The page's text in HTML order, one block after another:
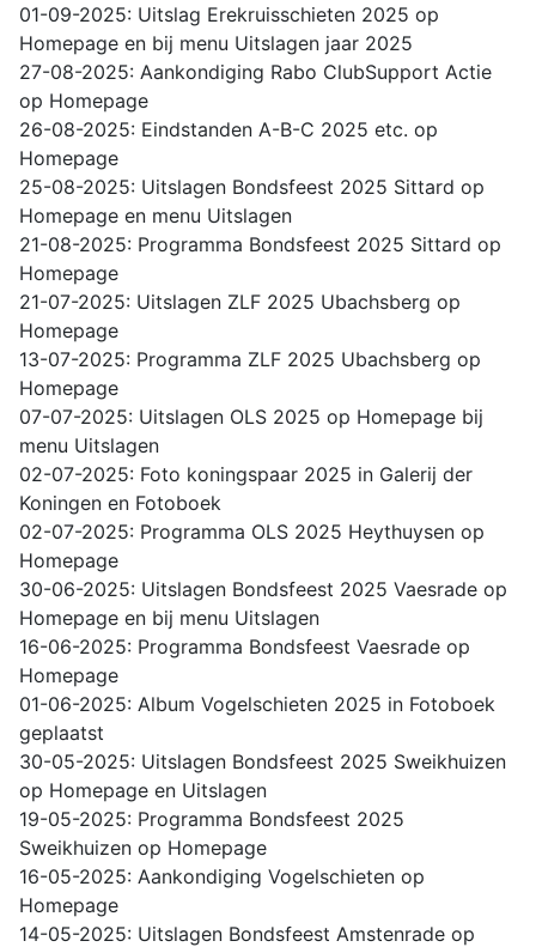
01-09-2025: Uitslag Erekruisschieten 2025 op
Homepage en bij menu Uitslagen jaar 2025
27-08-2025: Aankondiging Rabo ClubSupport Actie
op Homepage
26-08-2025: Eindstanden A-B-C 2025 etc. op
Homepage
25-08-2025: Uitslagen Bondsfeest 2025 Sittard op
Homepage en menu Uitslagen
21-08-2025: Programma Bondsfeest 2025 Sittard op
Homepage
21-07-2025: Uitslagen ZLF 2025 Ubachsberg op
Homepage
13-07-2025: Programma ZLF 2025 Ubachsberg op
Homepage
07-07-2025: Uitslagen OLS 2025 op Homepage bij
menu Uitslagen
02-07-2025: Foto koningspaar 2025 in Galerij der
Koningen en Fotoboek
02-07-2025: Programma OLS 2025 Heythuysen op
Homepage
30-06-2025: Uitslagen Bondsfeest 2025 Vaesrade op
Homepage en bij menu Uitslagen
16-06-2025: Programma Bondsfeest Vaesrade op
Homepage
01-06-2025: Album Vogelschieten 2025 in Fotoboek
geplaatst
30-05-2025: Uitslagen Bondsfeest 2025 Sweikhuizen
op Homepage en Uitslagen
19-05-2025: Programma Bondsfeest 2025
Sweikhuizen op Homepage
16-05-2025: Aankondiging Vogelschieten op
Homepage
14-05-2025: Uitslagen Bondsfeest Amstenrade op